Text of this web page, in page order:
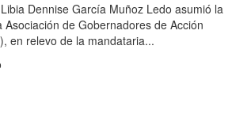
Dennise García Muñoz Ledo asumió la
Asociación de Gobernadores de Acción
en relevo de la mandataria...